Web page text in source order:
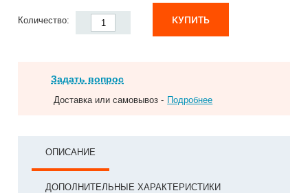
Количество: КУПИТЬ
Задать вопрос
Доставка или самовывоз - Подробнее
ОПИСАНИЕ
ДОПОЛНИТЕЛЬНЫЕ ХАРАКТЕРИСТИКИ